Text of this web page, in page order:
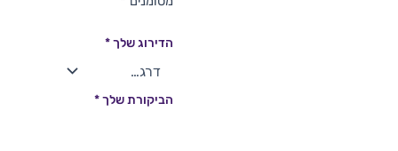
הדירוג שלך*
הביקורת שלך*